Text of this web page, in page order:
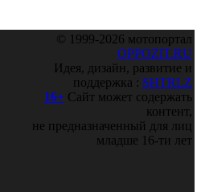
© 1999-2026 мотопортал
OPPOZIT.RU
Идея, дизайн, развитие и
поддержка : SHTRLZ
16+ Сайт может содержать
контент,
не предназначенный для лиц
младше 16-ти лет